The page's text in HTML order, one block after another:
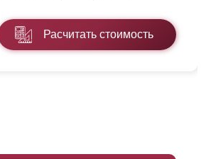
стали. Мы предоставляем
RAL и несколько
Расчитать стоимость